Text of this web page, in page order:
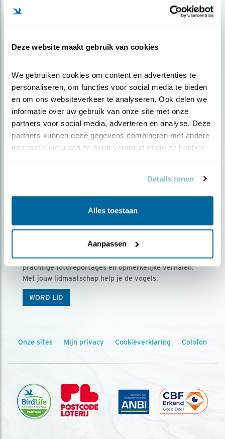
Deze website maakt gebruik van cookies
We gebruiken cookies om content en advertenties te
personaliseren, om functies voor social media te bieden
en om ons websiteverkeer te analyseren. Ook delen we
informatie over uw gebruik van onze site met onze
partners voor social media, adverteren en analyse. Deze
partners kunnen deze gegevens combineren met andere
informatie die u aan ze heeft verstrekt of die ze hebben
Details tonen
Alles toestaan
Aanpassen
Meld je aan en ontvang nieuws, inspiratie, acties en tips
over vogels en activiteiten van Vogelbescherming.
Ontvang 5 x Vogels voor € 36,00 per jaar
Vogels is het tijdschrift voor onze leden, met
prachtige fotoreportages en opmerkelijke verhalen.
Met jouw lidmaatschap help je de vogels.
WORD LID
Onze sites Mijn privacy Cookieverklaring Colofon